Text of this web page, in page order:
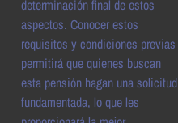
determinación final de estos
aspectos. Conocer estos
requisitos y condiciones previas
permitirá que quienes buscan
esta pensión hagan una solicitud
fundamentada, lo que les